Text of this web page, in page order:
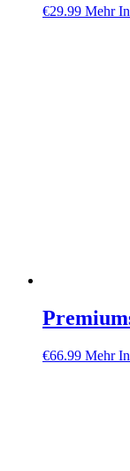
€29.99 Mehr
€66.99 Mehr